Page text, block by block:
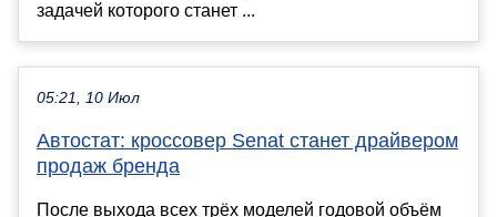
задачей которого станет ...
05:21, 10 Июл
Автостат: кроссовер Senat станет драйвером
продаж бренда
После выхода всех трёх моделей годовой объём